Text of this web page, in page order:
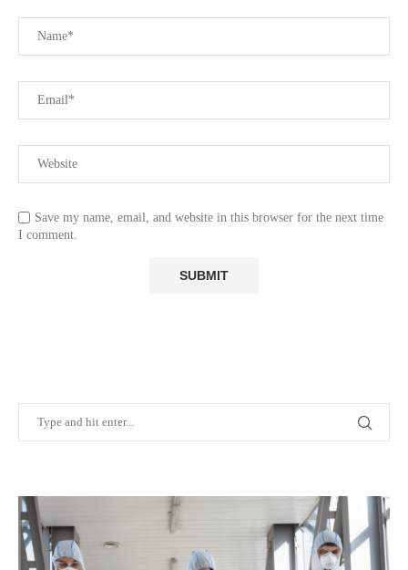
Save my name, email, and website in this browser for the next time
I comment.